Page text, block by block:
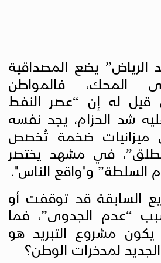
الرياض” يضع المصداقية
المحك، فالمواطن
قيل له إن “عصر النفط
شد الحزام، يجد نفسه
ميزانيات ضخمة تُخصص
الطلق”، في مشهد يختصر
السلطة” و"واقع الناس".
السابقة قد توقفت أو
“عدم الجدوى”، فما
مشروع التبريد هو
لمدخرات الوطن؟